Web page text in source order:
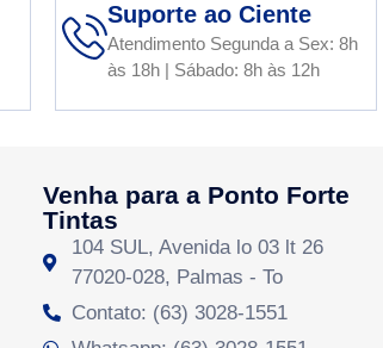
Suporte ao Ciente
Atendimento Segunda a Sex: 8h
às 18h | Sábado: 8h às 12h
Venha para a Ponto Forte
Tintas
104 SUL, Avenida lo 03 lt 26
77020-028, Palmas - To
Contato: (63) 3028-1551